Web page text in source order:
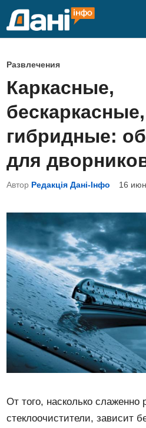
О
п
у
б
л
и
к
о
а
о
в
Развлечения
Каркасные,
бескаркасные,
гибридные:
для
Автор Редакція Дані-Інфо 16
От того, насколько слаженно
стеклоочистители, зависит